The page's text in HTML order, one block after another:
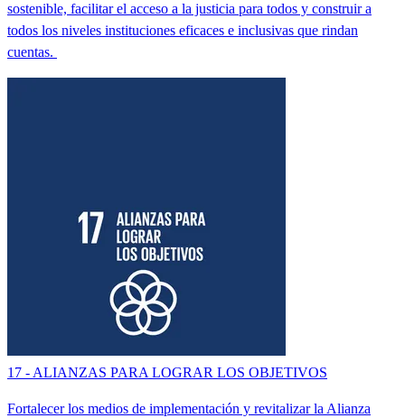
sostenible, facilitar el acceso a la justicia para todos y construir a
todos los niveles instituciones eficaces e inclusivas que rindan
cuentas.
17 - ALIANZAS PARA LOGRAR LOS OBJETIVOS
Fortalecer los medios de implementación y revitalizar la Alianza